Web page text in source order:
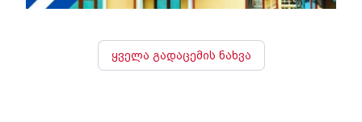
ყველა გადაცემის ნახვა